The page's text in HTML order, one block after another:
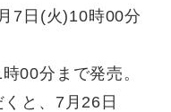
7日(火)10時00分
00分まで発売。
と、7月26日